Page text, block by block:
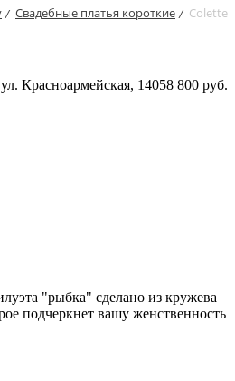
/ Свадебные платья короткие / Colette
58 800 руб.
Красноармейская, 140
"рыбка" сделано из кружева
подчеркнет вашу женственность